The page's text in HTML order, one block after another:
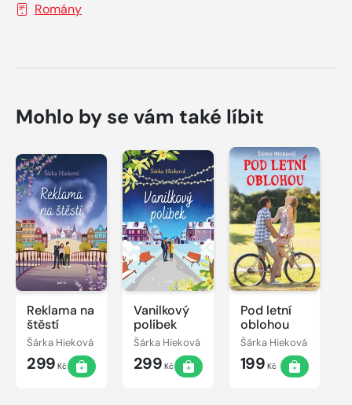
Romány
Mohlo by se vám také líbit
Reklama na
štěstí
Šárka Hieková
299 Kč
Vanilkový
polibek
Šárka Hieková
299 Kč
Pod letní
oblohou
Šárka Hieková
199 Kč